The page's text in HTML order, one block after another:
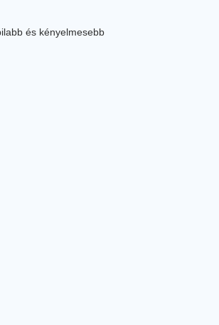
és kényelmesebb